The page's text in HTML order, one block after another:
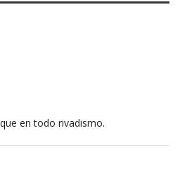
en todo rivadismo.